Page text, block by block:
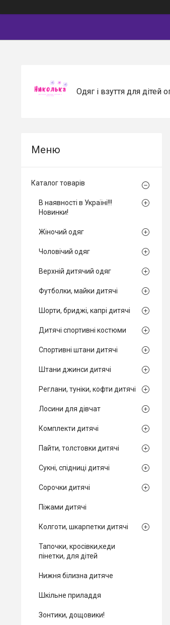
Одяг і взуття для дітей
Каталог товарів
В наявності в Україні!!!
Новинки!
Жіночий одяг
Чоловічий одяг
Верхній дитячий одяг
Футболки, майки дитячі
Шорти, бриджі, капрі дитячі
Дитячі спортивні костюми
Спортивні штани дитячі
Штани джинси дитячі
Реглани, туніки, кофти дитячі
Лосини для дівчат
Комплекти дитячі
Пайти, толстовки дитячі
Сукні, спідниці дитячі
Сорочки дитячі
Піжами дитячі
Колготи, шкарпетки дитячі
Тапочки, кросівки,кеди
пінетки, для дітей
Нижня білизна дитяче
Шкільне приладдя
Зонтики, дощовики!